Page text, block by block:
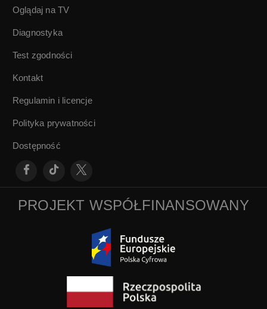
Oglądaj na TV
Diagnostyka
Test zgodności
Kontakt
Regulamin i licencje
Polityka prywatności
Dostępność
PROJEKT WSPÓŁFINANSOWANY